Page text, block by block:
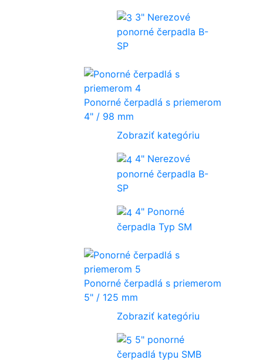
3" Nerezové
ponorné čerpadla B-
SP
Ponorné čerpadlá s priemerom
4" / 98 mm
Zobraziť kategóriu
4" Nerezové
ponorné čerpadla B-
SP
4" Ponorné
čerpadla Typ SM
Ponorné čerpadlá s priemerom
5" / 125 mm
Zobraziť kategóriu
5" ponorné
čerpadlá typu SMB